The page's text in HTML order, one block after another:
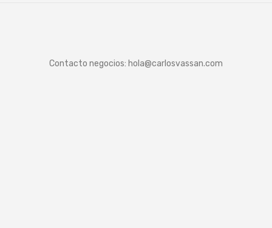
Contacto negocios: hola@carlosvassan.com